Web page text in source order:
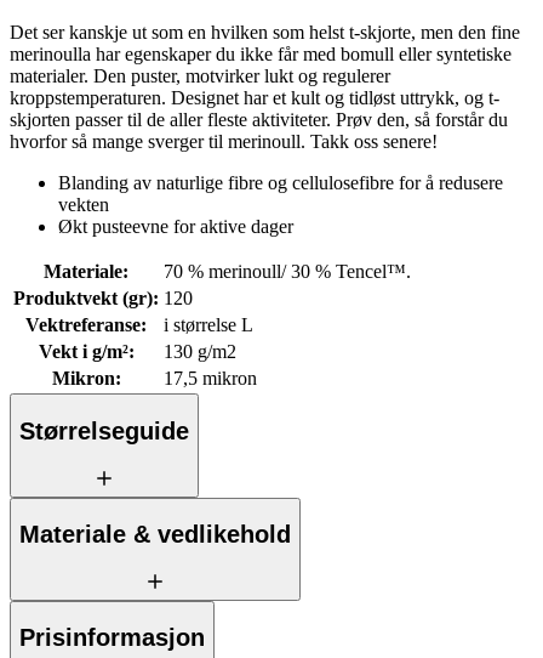
Det ser kanskje ut som en hvilken som helst t-skjorte, men den fine
merinoulla har egenskaper du ikke får med bomull eller syntetiske
materialer. Den puster, motvirker lukt og regulerer
kroppstemperaturen. Designet har et kult og tidløst uttrykk, og t-
skjorten passer til de aller fleste aktiviteter. Prøv den, så forstår du
hvorfor så mange sverger til merinoull. Takk oss senere!
Blanding av naturlige fibre og cellulosefibre for å redusere
vekten
Økt pusteevne for aktive dager
Materiale:
70 % merinoull/ 30 % Tencel™.
Produktvekt (gr): 120
Vektreferanse:
i størrelse L
Vekt i g/m²:
130 g/m2
Mikron: 17,5 mikron
Størrelseguide
Materiale & vedlikehold
Prisinformasjon